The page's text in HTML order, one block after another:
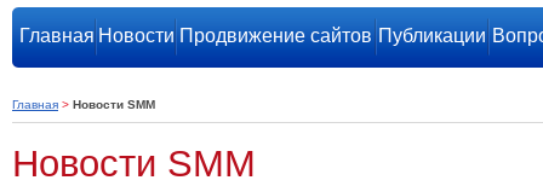
Главная Новости Продвижение сайтов Публикации
Главная > Новости SMM
Новости SMM